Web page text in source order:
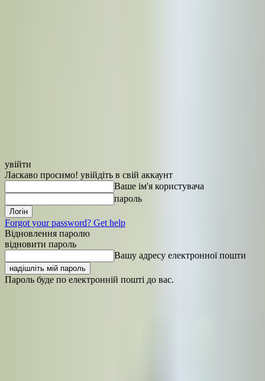
увійти
Ласкаво просимо! увійдіть в свій аккаунт
Ваше ім'я користувача
пароль
Forgot your password? Get help
Відновлення паролю
відновити пароль
Вашу адресу електронної пошти
Пароль буде по електронній пошті до вас.